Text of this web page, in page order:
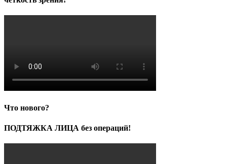
Что нового?
ПОДТЯЖКА ЛИЦА без операций!